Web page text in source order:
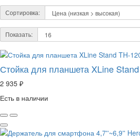
Сортировка:
Показать:
Стойка для планшета XLine
2 935 ₽
Есть в наличии